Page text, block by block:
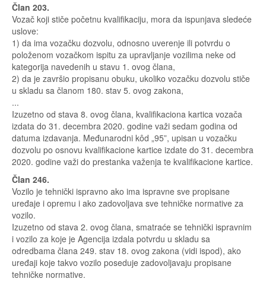
Član 203.
Vozač koji stiče početnu kvalifikaciju, mora da ispunjava sledeće
uslove:
1) da ima vozačku dozvolu, odnosno uverenje ili potvrdu o
položenom vozačkom ispitu za upravljanje vozilima neke od
kategorija navedenih u stavu 1. ovog člana,
2) da je završio propisanu obuku, ukoliko vozačku dozvolu stiče
u skladu sa članom 180. stav 5. ovog zakona,
...
Izuzetno od stava 8. ovog člana, kvalifikaciona kartica vozača
izdata do 31. decembra 2020. godine važi sedam godina od
datuma izdavanja. Međunarodni kôd „95”, upisan u vozačku
dozvolu po osnovu kvalifikacione kartice izdate do 31. decembra
2020. godine važi do prestanka važenja te kvalifikacione kartice.
Član 246.
Vozilo je tehnički ispravno ako ima ispravne sve propisane
uređaje i opremu i ako zadovoljava sve tehničke normative za
vozilo.
Izuzetno od stava 2. ovog člana, smatraće se tehnički ispravnim
i vozilo za koje je Agencija izdala potvrdu u skladu sa
odredbama člana 249. stav 18. ovog zakona (vidi ispod), ako
uređaji koje takvo vozilo poseduje zadovoljavaju propisane
tehničke normative.